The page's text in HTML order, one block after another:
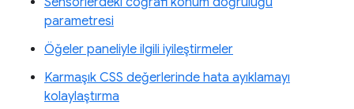
parametresi
Öğeler paneliyle ilgili iyileştirmeler
Karmaşık CSS değerlerinde hata ayıklamayı
kolaylaştırma